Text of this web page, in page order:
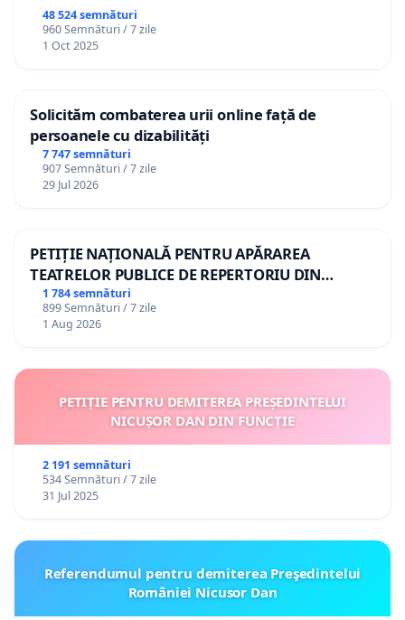
48 524 semnături
960 Semnături / 7 zile
1 Oct 2025
Solicităm combaterea urii online față de
persoanele cu dizabilități
7 747 semnături
907 Semnături / 7 zile
29 Jul 2026
PETIȚIE NAȚIONALĂ PENTRU APĂRAREA
TEATRELOR PUBLICE DE REPERTORIU DIN
ROMÂNIA
1 784 semnături
899 Semnături / 7 zile
1 Aug 2026
PETIȚIE PENTRU DEMITEREA PREȘEDINTELUI
NICUȘOR DAN DIN FUNCȚIE
2 191 semnături
534 Semnături / 7 zile
31 Jul 2025
Referendumul pentru demiterea Preşedintelui
României Nicusor Dan